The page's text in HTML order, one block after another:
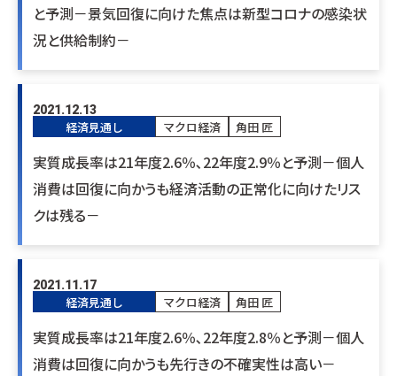
と予測－景気回復に向けた焦点は新型コロナの感染状
況と供給制約－
2021.12.13
経済見通し マクロ経済 角田 匠
実質成長率は21年度2.6％､22年度2.9％と予測－個人
消費は回復に向かうも経済活動の正常化に向けたリス
クは残る－
2021.11.17
経済見通し マクロ経済 角田 匠
実質成長率は21年度2.6％､22年度2.8％と予測－個人
消費は回復に向かうも先行きの不確実性は高い－